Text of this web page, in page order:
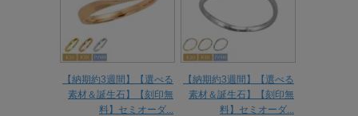
【納期約3週間】【選べる
素材＆誕生石】【刻印無
料】セミオーダ...
【納期約3週間】【選べる
素材＆誕生石】【刻印無
料】セミオーダ...